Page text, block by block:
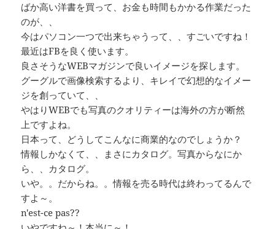
ばか高い洋書を買って、お金も時間もかかる作業だった
のが、、
今はパソコン一つで出来ちゃうって、、すごいですね！
最近はFBを良く使います。
良さそうなWEBマガジンで良いイメージを探します。
グーグルで画像検索するより、キレイで幻想的なイメー
ジを創っていて、、
やはりWEBでも写真のクオリティーは海外の方が断然
上ですよね。
日本って、どうしてこんなに商業的なのでしょうか？
情報しかなくて、、まさにカタログ。写真からなにか
ら、、カタログ。
いや。。だからね。。情報を売る時代は終わってるんで
すよ～。
n'est-ce pas??